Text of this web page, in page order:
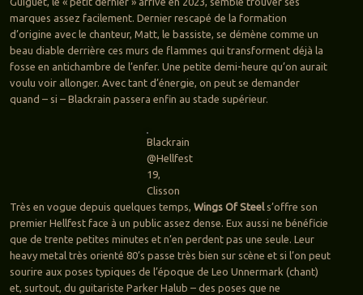
marques assez facilement. Dernier rescapé de la formation
d’origine avec le chanteur, Matt, le bassiste, se démène comme un
beau diable derrière ces murs de flammes qui transforment déjà la
fosse en antichambre de l’enfer. Une petite demi-heure qu’on aurait
voulu voir allonger. Avec tant d’énergie, on peut se demander
quand – si – Blackrain passera enfin au stade supérieur.
Blackrain
@Hellfest
19,
Clisson
Très en vogue depuis quelques temps, Wings Of Steels’offre son
premier Hellfest face à un public assez dense. Eux aussi ne bénéficie
que de trente petites minutes et n’en perdent pas une seule. Leur
heavy metal très orienté 80’s passe très bien sur scène et si l’on peut
sourire aux poses typiques de l’époque de Leo Unnermark (chant)
et, surtout, du guitariste Parker Halub – des poses que ne